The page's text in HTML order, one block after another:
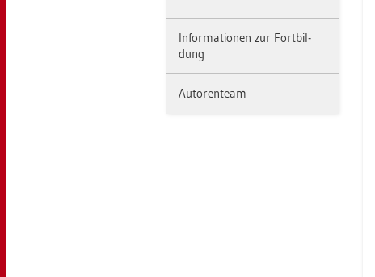
In­for­ma­tio­nen zur Fort­bil­
dung
Au­to­ren­team